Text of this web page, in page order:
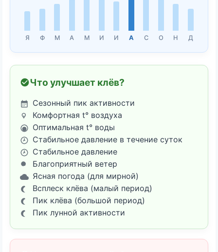
Я Ф М А М И И А С О Н Д
Что улучшает клёв?
Сезонный пик активности
Комфортная t° воздуха
Оптимальная t° воды
Стабильное давление в течение суток
Стабильное давление
Благоприятный ветер
Ясная погода (для мирной)
Всплеск клёва (малый период)
Пик клёва (большой период)
Пик лунной активности